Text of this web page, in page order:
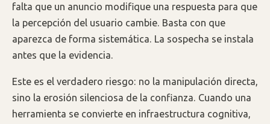
falta que un anuncio modifique una respuesta para que
la percepción del usuario cambie. Basta con que
aparezca de forma sistemática. La sospecha se instala
antes que la evidencia.
Este es el verdadero riesgo: no la manipulación directa,
sino la erosión silenciosa de la confianza. Cuando una
herramienta se convierte en infraestructura cognitiva,